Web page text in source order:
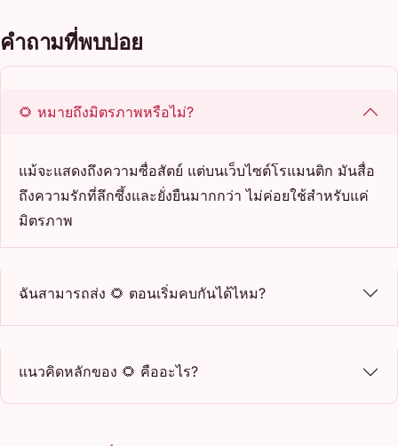
คำถามที่พบบ่อย
🌻 หมายถึงมิตรภาพหรือไม่?
แม้จะแสดงถึงความซื่อสัตย์ แต่บนเว็บไซต์โรแมนติก มันสื่อ
ถึงความรักที่ลึกซึ้งและยั่งยืนมากกว่า ไม่ค่อยใช้สำหรับแค่
มิตรภาพ
ฉันสามารถส่ง 🌻 ตอนเริ่มคบกันได้ไหม?
แนวคิดหลักของ 🌻 คืออะไร?